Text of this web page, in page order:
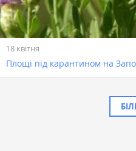
18 квітня
Площі під карантином на